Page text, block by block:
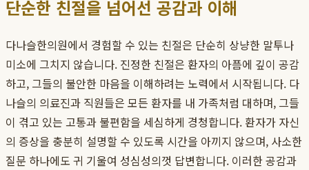
단순한 친절을 넘어선 공감과 이해
다나슬한의원에서 경험할 수 있는 친절은 단순히 상냥한 말투나
미소에 그치지 않습니다. 진정한 친절은 환자의 아픔에 깊이 공감
하고, 그들의 불안한 마음을 이해하려는 노력에서 시작됩니다. 다
나슬의 의료진과 직원들은 모든 환자를 내 가족처럼 대하며, 그들
이 겪고 있는 고통과 불편함을 세심하게 경청합니다. 환자가 자신
의 증상을 충분히 설명할 수 있도록 시간을 아끼지 않으며, 사소한
질문 하나에도 귀 기울여 성심성의껏 답변합니다. 이러한 공감과